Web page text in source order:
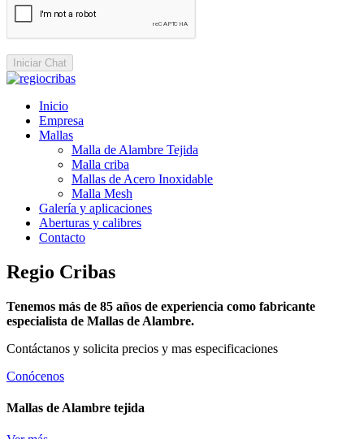
Iniciar Chat
Inicio
Empresa
Mallas
Malla de Alambre Tejida
Malla criba
Mallas de Acero Inoxidable
Malla Mesh
Galería y aplicaciones
Aberturas y calibres
Contacto
Regio Cribas
Tenemos más de 85 años de experiencia como fabricante
especialista de Mallas de Alambre.
Contáctanos y solicita precios y mas especificaciones
Conócenos
Mallas de Alambre tejida